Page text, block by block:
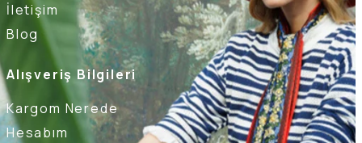
İletişim
Blog
Alışveriş Bilgileri
Kargom Nerede
Hesabım